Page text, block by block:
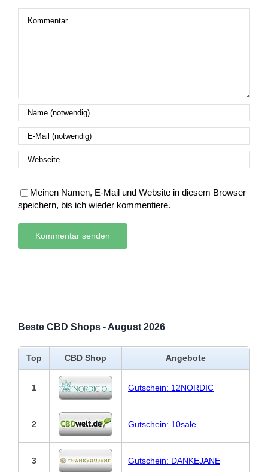
Meinen Namen, E-Mail und Website in diesem Browser
speichern, bis ich wieder kommentiere.
Beste CBD Shops - August 2026
Top CBD Shop Angebote
1 Gutschein: 12NORDIC
2 Gutschein: 10sale
3 Gutschein: DANKEJANE